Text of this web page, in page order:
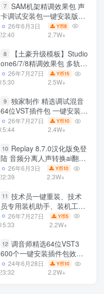
7 SAM机架精调效果包 声
卡调试安装包一键安装版模
板 带插件预设效果文件
26年6月3日
22:40
Y币8
2.7W+
8
【土豪升级模板】Studio
one6/7/8精调效果包 多轨道
效果模式可选 声卡调试好预
设模板 带插件全套文件
26年7月27日
15:30
Y币15
2.5W+
9 独家制作 精选调试混音
64位VST插件包 一键安装
600个效果器合集v2.0 WiN
支持定制
26年7月27日
15:44
Y币10
2.4W+
10 Replay 8.7.0汉化版免登
陆 音频分离人声转换ai翻唱
支持50系显卡 一键安装
WiN
26年6月3日
22:39
Y币10
2.3W+
11 技术员一键重装、技术
员专用装机助手、装机工
具、电脑系统装机软件丶一
键安装系统
26年7月27日
15:33
Y币5
2.2W+
12 调音师精选64位VST3
600个一键安装插件包效果
器集合10G WiN
24年6月28日
23:32
Y币10
2.2W+